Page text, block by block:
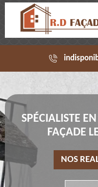
SPÉCIALISTE
FAÇADE
NOS